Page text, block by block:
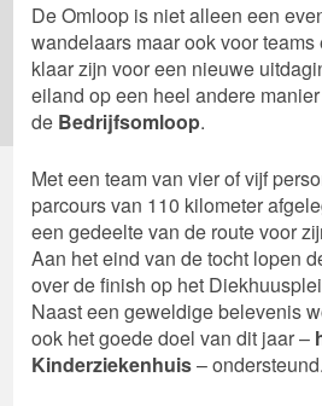
De Omloop is niet alleen een
wandelaars maar ook voor
klaar zijn voor een nieuwe
eiland op een heel andere
de Bedrijfsomloop.
Met een team van vier of vijf
parcours van 110 kilometer
een gedeelte van de route voor
Aan het eind van de tocht lopen
over de finish op het
Naast een geweldige belevenis
ook het goede doel van dit jaar –
Kinderziekenhuis– ondersteund.